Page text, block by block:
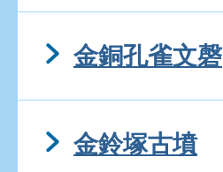
金銅孔雀文磬
金鈴塚古墳